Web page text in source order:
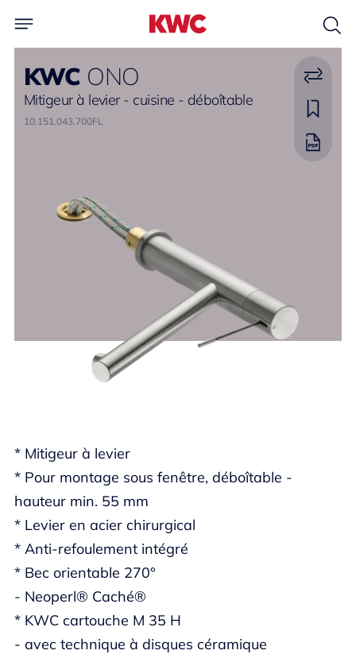
KWC ONO
Mitigeur à levier - cuisine - déboîtable
10.151.043.700FL
* Mitigeur à levier
* Pour montage sous fenêtre, déboîtable -
hauteur min. 55 mm
* Levier en acier chirurgical
* Anti-refoulement intégré
* Bec orientable 270°
- Neoperl® Caché®
* KWC cartouche M 35 H
- avec technique à disques céramique